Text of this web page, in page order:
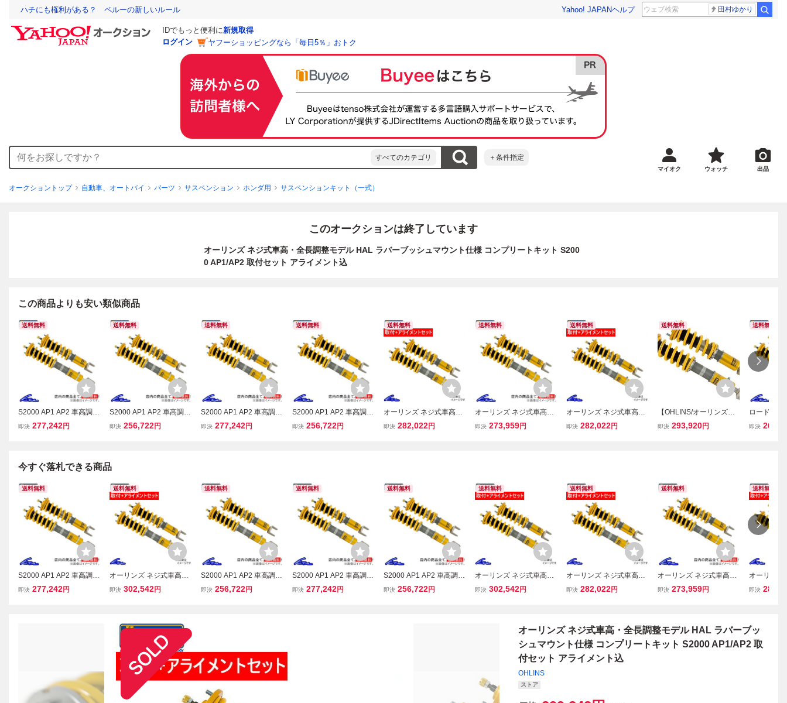
ハチにも権利がある？ ペルーの新しいルール Yahoo! JAPANヘルプ 田村ゆかり
IDでもっと便利に新規取得
ログイン
ヤフーショッピングなら「毎日5％」おトク
すべてのカテゴリ ＋条件指定
マイオク ウォッチ 出品
オークショントップ 自動車、オートバイ パーツ サスペンション ホンダ用 サスペンションキット（一式）
このオークションは終了しています
オーリンズ ネジ式車高・全長調整モデル HAL ラバーブッシュマウント仕様 コンプリートキット S200
0 AP1/AP2 取付セット アライメント込
この商品よりも安い類似商品
送料無料
S2000 AP1 AP2 車高調
オーリンズ ネジ式車高・
調整キット
即決 277,242円
送料無料
S2000 AP1 AP2 車高調
オーリンズ ネジ式車高・
高調整キット
即決 256,722円
送料無料
S2000 AP1 AP2 車高調
オーリンズ ネジ式車高・
即決 277,242円
送料無料
S2000 AP1 AP2 車高調
オーリンズ ネジ式車高・
即決 256,722円
送料無料
オーリンズ ネジ式車高・
全長調整モデル HAL ラバ
即決 282,022円
送料無料
オーリンズ ネジ式車高・
全長調整モデル HAL ラバ
即決 273,959円
送料無料
オーリンズ ネジ式車高・
全長調整モデル HAL ピロ
即決 282,022円
送料無料
【OHLINS/オーリンズ】
車高調 Road＆Track ラバ
即決 293,920円
送料無料
ロードスタ
オーリンズ
即決
今すぐ落札できる商品
送料無料
S2000 AP1 AP2 車高調
オーリンズ ネジ式車高・
即決 277,242円
送料無料
オーリンズ ネジ式車高・
全長調整モデル HAL ラバ
ライメント込
即決 302,542円
送料無料
S2000 AP1 AP2 車高調
オーリンズ ネジ式車高・
即決 256,722円
送料無料
S2000 AP1 AP2 車高調
オーリンズ ネジ式車高・
即決 277,242円
送料無料
S2000 AP1 AP2 車高調
オーリンズ ネジ式車高・
即決 256,722円
送料無料
オーリンズ ネジ式車高・
全長調整モデル HAL ピロ
即決 302,542円
送料無料
オーリンズ ネジ式車高・
全長調整モデル HAL ラバ
アライメント
即決 282,022円
送料無料
オーリンズ ネジ式車高・
全長調整モデル HAL ラバ
スペンション
即決 273,959円
送料無料
オーリンズ
全長調整モ
イメント込
即決
オーリンズ ネジ式車高・全長調整モデル HAL ラバーブッ
シュマウント仕様 コンプリートキット S2000 AP1/AP2 取
付セット アライメント込
OHLINS
ストア